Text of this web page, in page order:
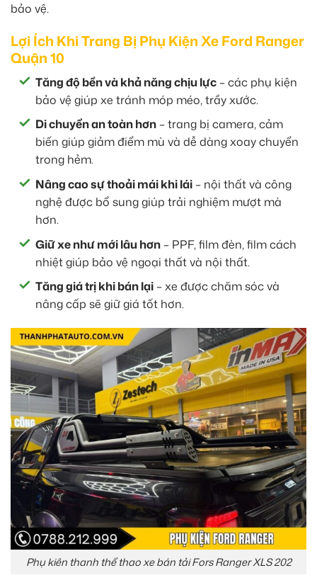
bảo vệ.
Lợi Ích Khi Trang Bị Phụ Kiện Xe Ford Ranger
Quận 10
Tăng độ bền và khả năng chịu lực – các phụ kiện
bảo vệ giúp xe tránh móp méo, trầy xước.
Di chuyển an toàn hơn – trang bị camera, cảm
biến giúp giảm điểm mù và dễ dàng xoay chuyển
trong hẻm.
Nâng cao sự thoải mái khi lái – nội thất và công
nghệ được bổ sung giúp trải nghiệm mượt mà
hơn.
Giữ xe như mới lâu hơn – PPF, film đèn, film cách
nhiệt giúp bảo vệ ngoại thất và nội thất.
Tăng giá trị khi bán lại – xe được chăm sóc và
nâng cấp sẽ giữ giá tốt hơn.
Phụ kiên thanh thể thao xe bán tải Fors Ranger XLS 202